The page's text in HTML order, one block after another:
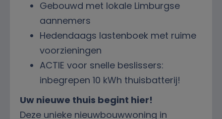
Gebouwd met lokale Limburgse
aannemers
Hedendaags lastenboek met ruime
voorzieningen
ACTIE voor snelle beslissers:
inbegrepen 10 kWh thuisbatterij!
Uw nieuwe thuis begint hier!
Deze unieke nieuwbouwwoning in